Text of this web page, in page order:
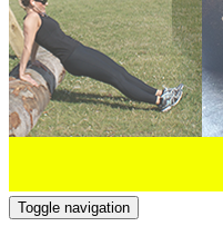
Toggle navigation